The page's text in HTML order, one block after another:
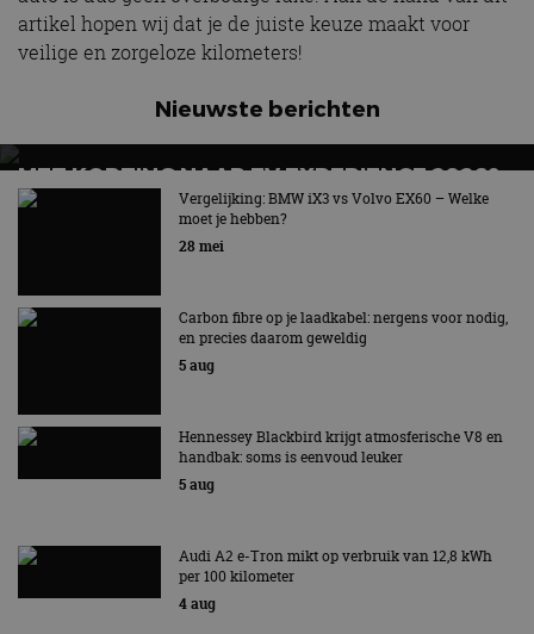
artikel hopen wij dat je de juiste keuze maakt voor
veilige en zorgeloze kilometers!
Nieuwste berichten
MET KORTING NAAR EV EXPERIENCE 2026?
AUTORAI REGELT HET!
EV Experience 2026 van 24 tot 26 september
Vergelijking: BMW iX3 vs Volvo EX60 – Welke
moet je hebben?
28 mei
Carbon fibre op je laadkabel: nergens voor nodig,
en precies daarom geweldig
5 aug
Hennessey Blackbird krijgt atmosferische V8 en
handbak: soms is eenvoud leuker
5 aug
Audi A2 e-Tron mikt op verbruik van 12,8 kWh
per 100 kilometer
4 aug